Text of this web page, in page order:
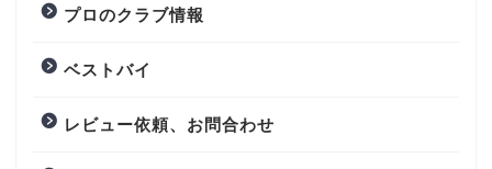
プロのクラブ情報
ベストバイ
レビュー依頼、お問合わせ